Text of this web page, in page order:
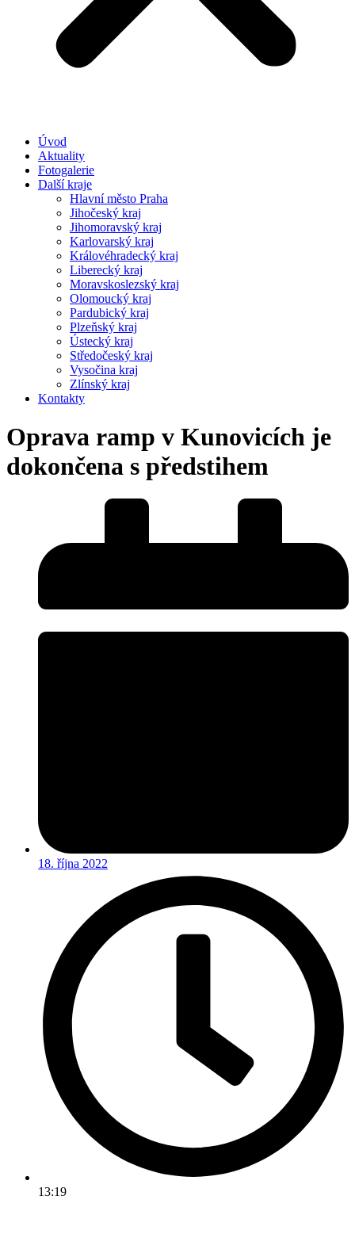
Úvod
Aktuality
Fotogalerie
Další kraje
Hlavní město Praha
Jihočeský kraj
Jihomoravský kraj
Karlovarský kraj
Královéhradecký kraj
Liberecký kraj
Moravskoslezský kraj
Olomoucký kraj
Pardubický kraj
Plzeňský kraj
Ústecký kraj
Středočeský kraj
Vysočina kraj
Zlínský kraj
Kontakty
Oprava ramp v Kunovicích je
dokončena s předstihem
18. října 2022
13:19